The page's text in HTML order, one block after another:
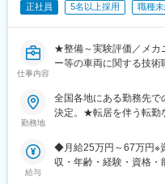
正社員 5名以上採用 職種
仕事内容
★整備～実験評価／メカ
ー等の車両に関する技術
勤務地
全国各地にある勤務先で
決定。★転居を伴う転勤
る）。★請負先やお客
開催！会社や勤務先のこ
さい。詳細はHPをご覧
給与
◆月給25万円～67万円※
収・年齢・経験・資格・